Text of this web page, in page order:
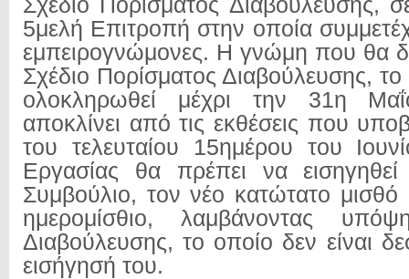
Σχέδιο Πορίσματος Διαβούλευσης,
5μελή Επιτροπή στην οποία
εμπειρογνώμονες. Η γνώμη που θα
Σχέδιο Πορίσματος Διαβούλευσης,
ολοκληρωθεί μέχρι την 31η
αποκλίνει από τις εκθέσεις που
του τελευταίου 15ημέρου του
Εργασίας θα πρέπει να
Συμβούλιο, τον νέο κατώτατο μισθό
ημερομίσθιο, λαμβάνοντας
Διαβούλευσης, το οποίο δεν είναι
εισήγησή του.